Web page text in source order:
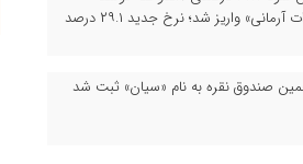
آرمانی» واریز شد؛ نرخ جدید ۲۹.۱ درصد
صندوق نقره به نام «سیان» ثبت شد